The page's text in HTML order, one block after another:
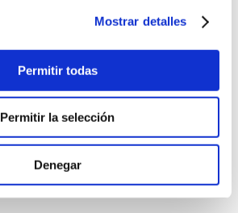
Mostrar detalles
Permitir todas
Permitir la selección
Denegar